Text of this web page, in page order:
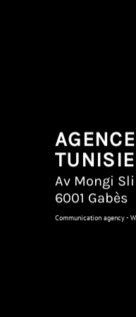
TUNISIE
Av Mongi
6001 Gabès
Communication agency -